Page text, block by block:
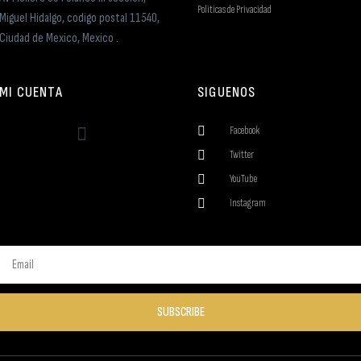
Miguel Hidalgo, codigo postal 11540,
Ciudad de Mexico, Mexico .
Politicas de Privacidad
MI CUENTA SIGUENOS
Facebook
Twitter
YouTube
Instagram
SUBSCRIBE